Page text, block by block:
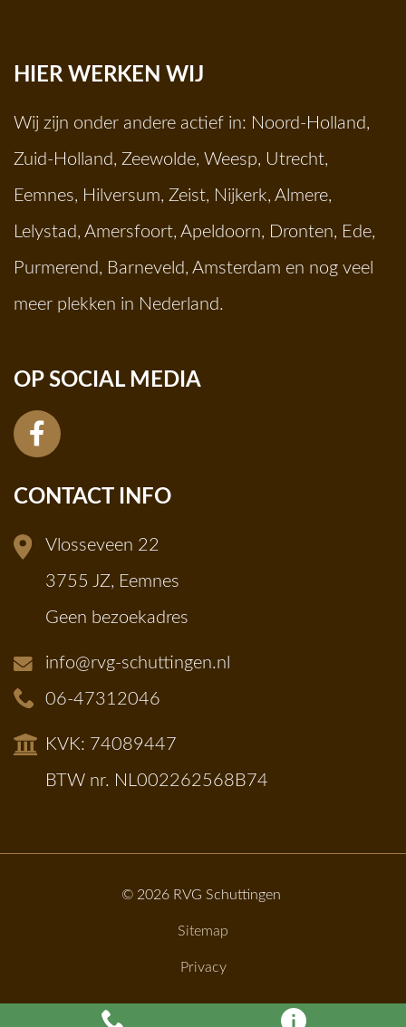
HIER WERKEN WIJ
Wij zijn onder andere actief in: Noord-Holland,
Zuid-Holland, Zeewolde, Weesp, Utrecht,
Eemnes, Hilversum, Zeist, Nijkerk, Almere,
Lelystad, Amersfoort, Apeldoorn, Dronten, Ede,
Purmerend, Barneveld, Amsterdam en nog veel
meer plekken in Nederland.
OP SOCIAL MEDIA
CONTACT INFO
Vlosseveen 22
3755 JZ, Eemnes
Geen bezoekadres
info@rvg-schuttingen.nl
06-47312046
KVK: 74089447
BTW nr. NL002262568B74
© 2026 RVG Schuttingen
Sitemap
Privacy